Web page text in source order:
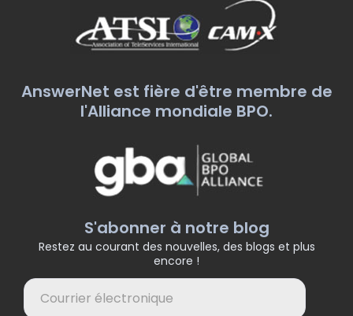
AnswerNet est fière d'être membre de
l'Alliance mondiale BPO.
S'abonner à notre blog
Restez au courant des nouvelles, des blogs et plus
encore !